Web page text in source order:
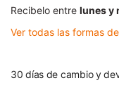
Recibelo entre lunes y
Ver todas las formas
30 días de cambio y